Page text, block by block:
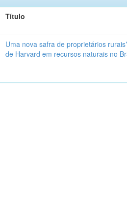
Título
Uma nova safra de proprietários
de Harvard em recursos naturais no